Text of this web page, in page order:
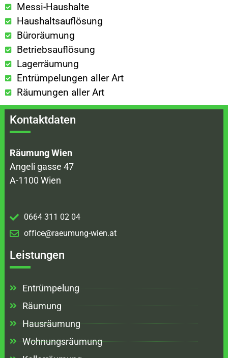
Messi-Haushalte
Haushaltsauflösung
Büroräumung
Betriebsauflösung
Lagerräumung
Entrümpelungen aller Art
Räumungen aller Art
Kontaktdaten
Räumung Wien
Angeli gasse 47
A-1100 Wien
0664 311 02 04
office@raeumung-wien.at
Leistungen
Entrümpelung
Räumung
Hausräumung
Wohnungsräumung